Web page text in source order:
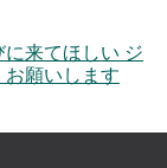
来てほしい ジ
願いします